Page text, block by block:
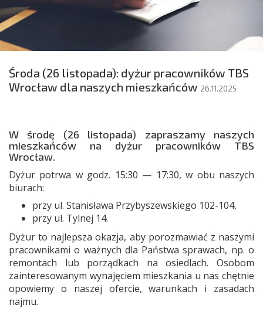
Środa (26 listopada): dyżur pracowników TBS
Wrocław dla naszych mieszkańców 26.11.2025
W środę (26 listopada) zapraszamy naszych
mieszkańców na dyżur pracowników TBS
Wrocław.
Dyżur potrwa w godz. 15:30 — 17:30, w obu naszych
biurach:
przy ul. Stanisława Przybyszewskiego 102-104,
przy ul. Tylnej 14.
Dyżur to najlepsza okazja, aby porozmawiać z naszymi
pracownikami o ważnych dla Państwa sprawach, np. o
remontach lub porządkach na osiedlach. Osobom
zainteresowanym wynajęciem mieszkania u nas chętnie
opowiemy o naszej ofercie, warunkach i zasadach
najmu.